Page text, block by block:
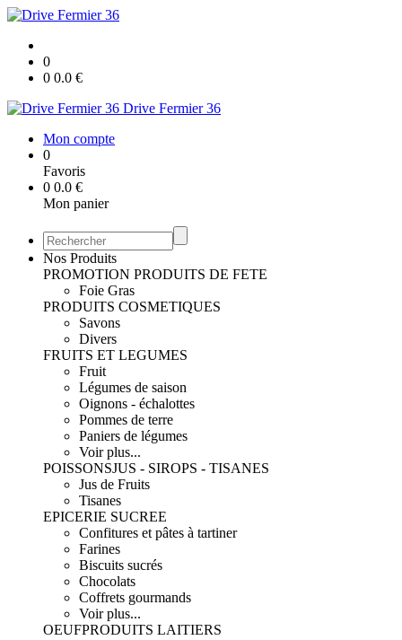
0
0 0.0 €
Drive Fermier 36
Mon compte
0
Favoris
0 0.0 €
Mon panier
Nos Produits
PROMOTION PRODUITS DE FETE
Foie Gras
PRODUITS COSMETIQUES
Savons
Divers
FRUITS ET LEGUMES
Fruit
Légumes de saison
Oignons - échalottes
Pommes de terre
Paniers de légumes
Voir plus...
POISSONSJUS - SIROPS - TISANES
Jus de Fruits
Tisanes
EPICERIE SUCREE
Confitures et pâtes à tartiner
Farines
Biscuits sucrés
Chocolats
Coffrets gourmands
Voir plus...
OEUFPRODUITS LAITIERS